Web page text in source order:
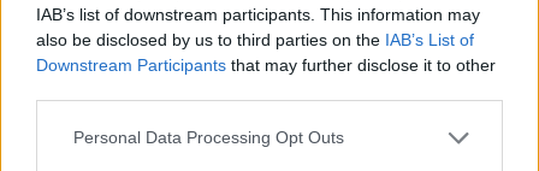
IAB’s list of downstream participants. This information may
also be disclosed by us to third parties on the IAB’s List of
Downstream Participants that may further disclose it to other
Personal Data Processing Opt Outs
Ειδήσεις